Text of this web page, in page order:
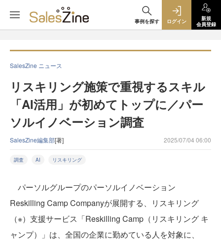
事例を探す ログイン
新規
会員登録
SalesZine ニュース
リスキリング施策で重視するスキル
「AI活用」が初めてトップに／パー
ソルイノベーション調査
SalesZine編集部[著] 2025/07/04 06:00
調査 AI リスキリング
パーソルグループのパーソルイノベーション
Reskilling Camp Companyが展開する、リスキリング
（※）支援サービス「Reskilling Camp（リスキリング キ
ャンプ）」は、全国の企業に勤めている人を対象に、